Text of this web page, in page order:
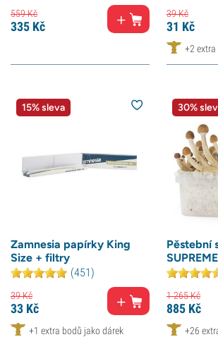
559Kč
335 Kč
39Kč
31 Kč
+2
15% sleva
Zamnesia papírky King
Size + filtry
(451)
39Kč
33 Kč
+1 extra bodů jako dárek
30%
Pěstební
1 265Kč
885 Kč
+26